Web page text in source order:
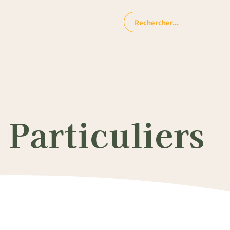
Rechercher:
Particuliers